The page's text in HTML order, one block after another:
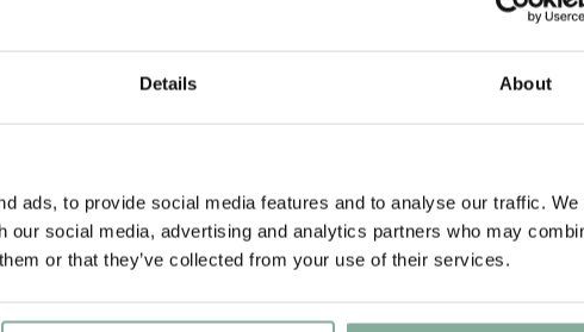
Details About
ads, to provide social media features and to analyse our traffic.
our social media, advertising and analytics partners who may
or that they’ve collected from your use of their services.